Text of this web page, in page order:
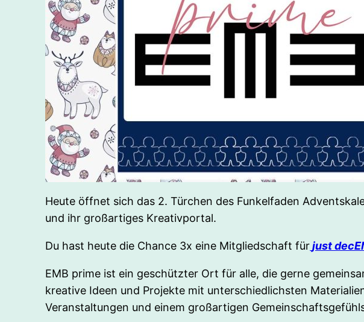
Heute öffnet sich das 2. Türchen des Funkelfaden
und ihr großartiges Kreativportal.
Du hast heute die Chance 3x eine Mitgliedschaft fürjust
EMB prime ist ein geschützter Ort für alle, die gerne
kreative Ideen und Projekte mit unterschiedlichsten
Veranstaltungen und einem großartigen